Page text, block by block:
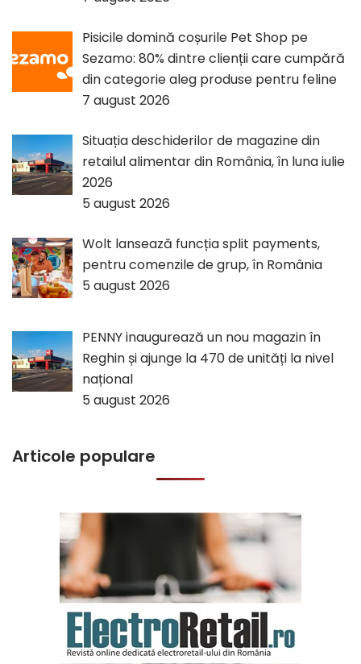
Pisicile domină coșurile Pet Shop pe
Sezamo: 80% dintre clienții care cumpără
din categorie aleg produse pentru feline
7 august 2026
Situația deschiderilor de magazine din
retailul alimentar din România, în luna iulie
2026
5 august 2026
Wolt lansează funcția split payments,
pentru comenzile de grup, în România
5 august 2026
PENNY inaugurează un nou magazin în
Reghin și ajunge la 470 de unități la nivel
național
5 august 2026
Articole populare